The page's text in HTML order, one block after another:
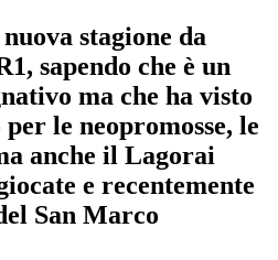
stagione da
sapendo che è un
ma che ha visto
le neopromosse, le
anche il Lagorai
e recentemente
San Marco